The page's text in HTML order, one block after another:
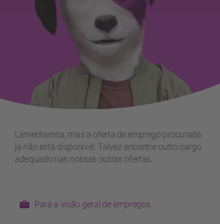
Lamentamos, mas a oferta de emprego procurada
já não está disponível. Talvez encontre outro cargo
adequado nas nossas outras ofertas.
Para a visão geral de empregos